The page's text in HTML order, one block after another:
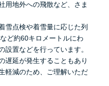
用地外への飛散など、さま
雪点検や着雪量に応じた列
ど約60キロメートルにわ
設置などを行っています。
遅延が発生することもあり
軽減のため、ご理解いただ